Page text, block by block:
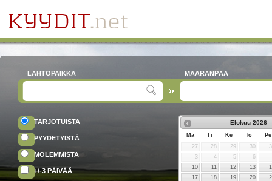
LÄHTÖPAIKKA MÄÄRÄNPÄÄ
TARJOTUISTA
PYYDETYISTÄ
MOLEMMISTA
+/-3 PÄIVÄÄ
Elokuu 2026
Ma Ti Ke To
Pe
27
28 29 30
3
4 5
6
10
11 12 13
17
18 19 20